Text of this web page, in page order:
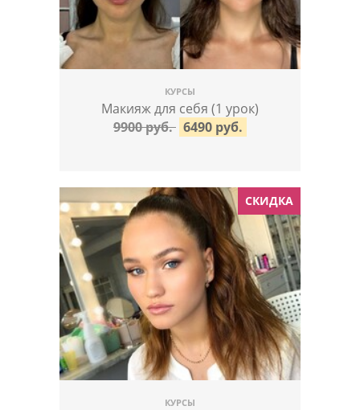
КУРСЫ
Макияж для себя (1 урок)
9900 руб. 6490 руб.
СКИДКА
КУРСЫ